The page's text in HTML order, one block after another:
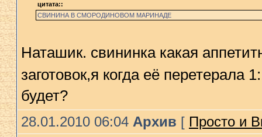
цитата::
СВИНИНА В СМОРОДИНОВОМ МАРИНАДЕ
Наташик. свининка какая
заготовок,я когда её перетерала
будет?
28.01.2010 06:04 Архив [ Просто и